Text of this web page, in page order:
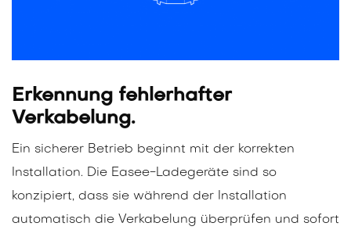
Erkennung fehlerhafter
Verkabelung.
Ein sicherer Betrieb beginnt mit der korrekten
Installation. Die Easee-Ladegeräte sind so
konzipiert, dass sie während der Installation
automatisch die Verkabelung überprüfen und sofort